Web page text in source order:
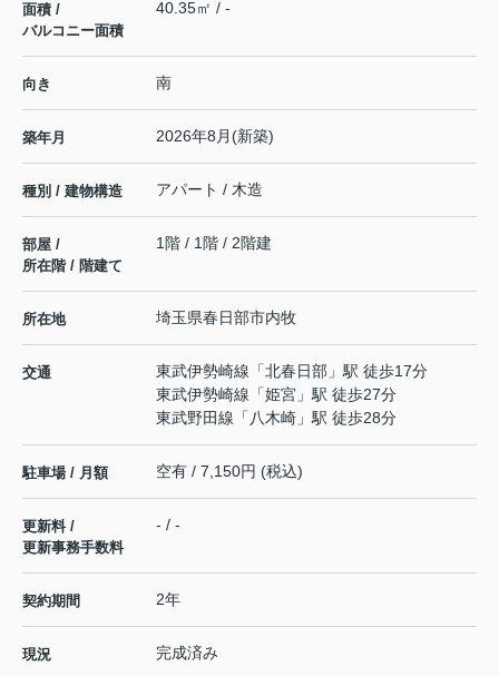
面積 /
バルコニー面積
40.35㎡ / -
向き 南
築年月 2026年8月(新築)
種別 / 建物構造 アパート / 木造
部屋 /
所在階 / 階建て
1階 / 1階 / 2階建
所在地 埼玉県春日部市内牧
交通 東武伊勢崎線 「北春日部 」駅 徒歩17分
東武伊勢崎線 「姫宮 」駅 徒歩27分
東武野田線 「 八木崎 」駅 徒歩28分
駐車場 / 月額 空有 / 7,150円 (税込)
更新料 /
更新事務手数料
- / -
契約期間 2年
現況 完成済み